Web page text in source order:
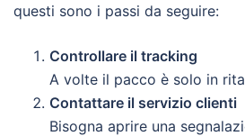
questi sono i passi da seguire:
Controllare il tracking
A volte il pacco è solo in
Contattare il servizio clienti
Bisogna aprire una